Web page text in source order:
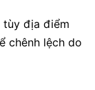
tùy địa điểm
chênh lệch do